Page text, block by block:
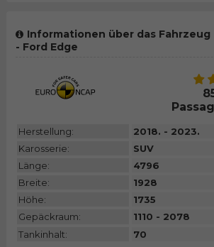
Informationen über das Fahrzeug
- Ford Edge
Herstellung:
2018. - 2023.
Karosserie:
SUV
Länge:
4796
Breite:
1928
Höhe:
1735
Gepäckraum:
1110 - 2078
Tankinhalt:
70